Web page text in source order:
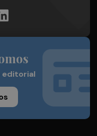
editorial